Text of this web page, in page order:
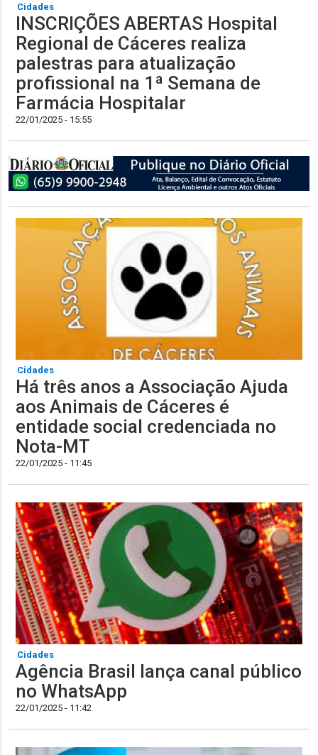
Cidades
INSCRIÇÕES ABERTAS Hospital
Regional de Cáceres realiza
palestras para atualização
profissional na 1ª Semana de
Farmácia Hospitalar
22/01/2025 - 15:55
Cidades
Há três anos a Associação Ajuda
aos Animais de Cáceres é
entidade social credenciada no
Nota-MT
22/01/2025 - 11:45
Cidades
Agência Brasil lança canal público
no WhatsApp
22/01/2025 - 11:42